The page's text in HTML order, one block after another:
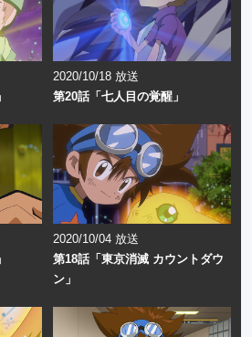
2020/10/18 放送
第20話「七人目の覚醒」
2020/10/04 放送
第18話「東京消滅 カウントダウ
ン」